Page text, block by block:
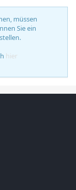
müssen
Sie ein
hier